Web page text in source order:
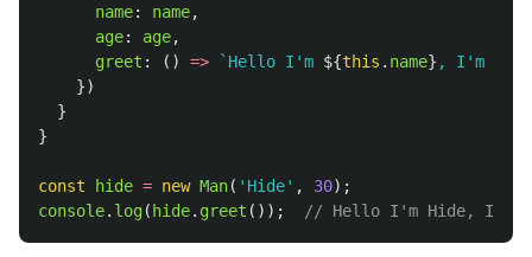
name: name,
age: age,
greet : () => `Hello I'm ${this . name} , I'm
})
}
}
const hide = new Man( ' Hide' , 30);
console. log( hide. greet ()); // Hello I'm Hide, I'm